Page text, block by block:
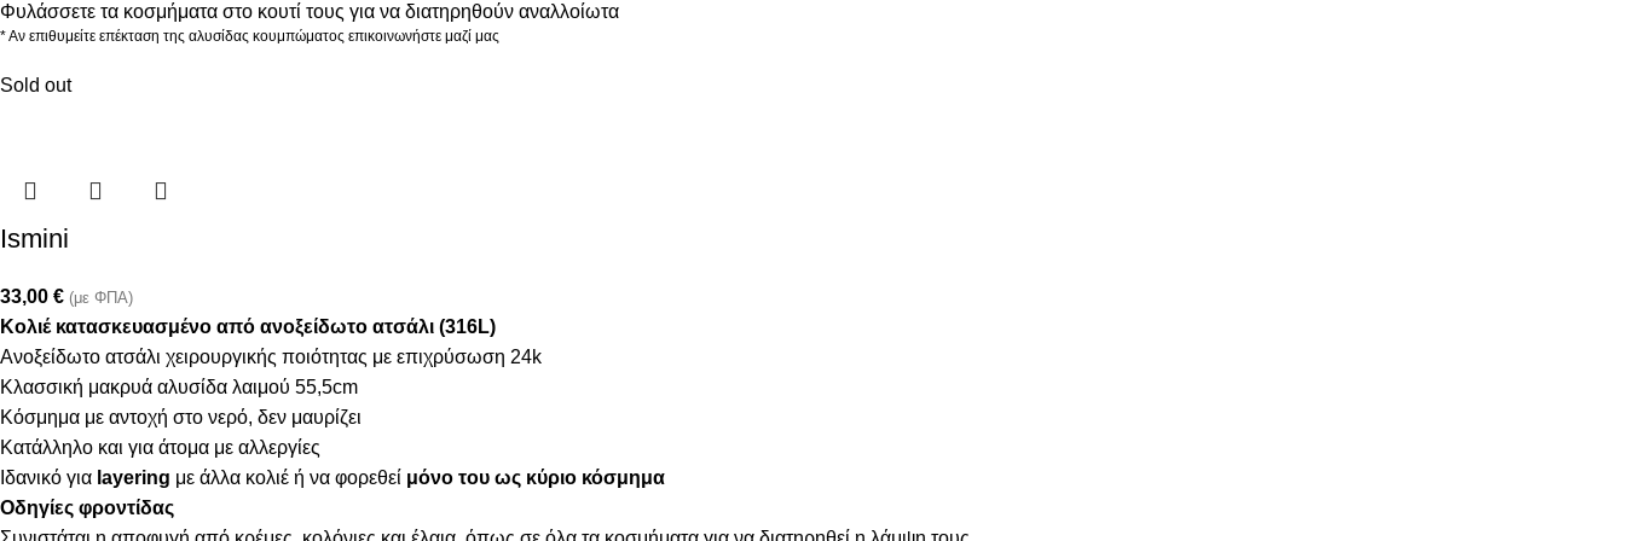
Φυλάσσετε τα κοσμήματα στο κουτί τους για να διατηρηθούν αναλλοίωτα
* Αν επιθυμείτε επέκταση της αλυσίδας κουμπώματος επικοινωνήστε μαζί μας
Sold out
Ismini
33,00 € (με ΦΠΑ)
Κολιέ κατασκευασμένο από ανοξείδωτο ατσάλι (316L)
Ανοξείδωτο ατσάλι χειρουργικής ποιότητας με επιχρύσωση 24k
Κλασσική μακρυά αλυσίδα λαιμού 55,5cm
Κόσμημα με αντοχή στο νερό, δεν μαυρίζει
Κατάλληλο και για άτομα με αλλεργίες
Ιδανικό για layering με άλλα κολιέ ή να φορεθεί μόνο του ως κύριο κόσμημα
Οδηγίες φροντίδας